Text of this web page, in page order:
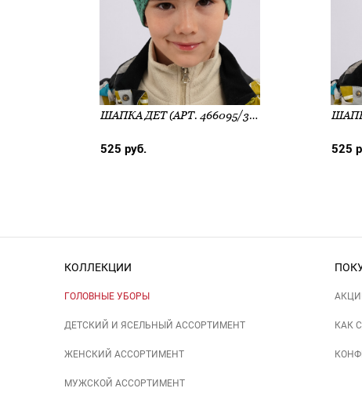
ШАПКА ДЕТ (АРТ. 466095/3РП)
525 руб. 525
КОЛЛЕКЦИИ
ГОЛОВНЫЕ УБОРЫ
ДЕТСКИЙ И ЯСЕЛЬНЫЙ АССОРТИМЕНТ
ЖЕНСКИЙ АССОРТИМЕНТ
МУЖСКОЙ АССОРТИМЕНТ
КАК